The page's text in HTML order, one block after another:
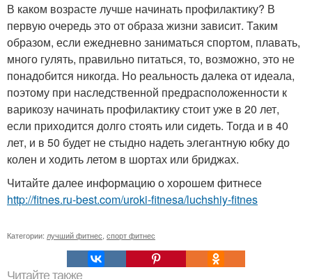
В каком возрасте лучше начинать профилактику? В
первую очередь это от образа жизни зависит. Таким
образом, если ежедневно заниматься спортом, плавать,
много гулять, правильно питаться, то, возможно, это не
понадобится никогда. Но реальность далека от идеала,
поэтому при наследственной предрасположенности к
варикозу начинать профилактику стоит уже в 20 лет,
если приходится долго стоять или сидеть. Тогда и в 40
лет, и в 50 будет не стыдно надеть элегантную юбку до
колен и ходить летом в шортах или бриджах.
Читайте далее информацию о хорошем фитнесе
http://fitnes.ru-best.com/uroki-fitnesa/luchshiy-fitnes
Категории: лучший фитнес спорт фитнес
Читайте также